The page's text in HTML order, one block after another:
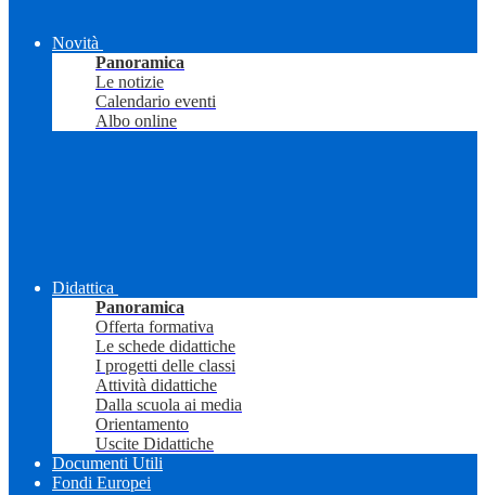
Novità
Panoramica
Le notizie
Calendario eventi
Albo online
Didattica
Panoramica
Offerta formativa
Le schede didattiche
I progetti delle classi
Attività didattiche
Dalla scuola ai media
Orientamento
Uscite Didattiche
Documenti Utili
Fondi Europei